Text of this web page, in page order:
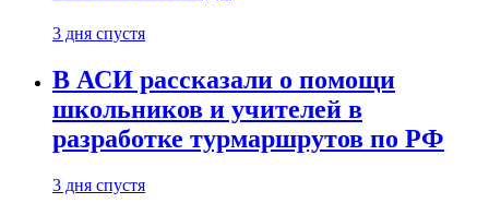
3 дня спустя
В АСИ рассказали о помощи
школьников и учителей в
разработке турмаршрутов по РФ
3 дня спустя